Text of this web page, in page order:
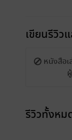
เขียนรีวิว
หนังสือเ
รีวิวทั้งหม